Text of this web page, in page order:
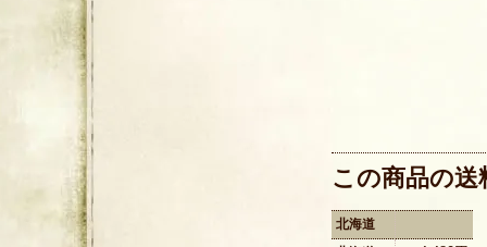
この商品の
北海道